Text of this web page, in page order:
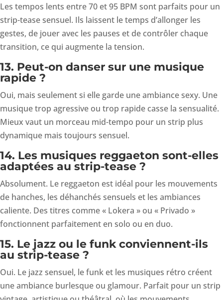
Les tempos lents entre 70 et 95 BPM sont parfaits pour un
strip-tease sensuel. Ils laissent le temps d’allonger les
gestes, de jouer avec les pauses et de contrôler chaque
transition, ce qui augmente la tension.
13. Peut-on danser sur une musique
rapide ?
Oui, mais seulement si elle garde une ambiance sexy. Une
musique trop agressive ou trop rapide casse la sensualité.
Mieux vaut un morceau mid-tempo pour un strip plus
dynamique mais toujours sensuel.
14. Les musiques reggaeton sont-elles
adaptées au strip-tease ?
Absolument. Le reggaeton est idéal pour les mouvements
de hanches, les déhanchés sensuels et les ambiances
caliente. Des titres comme « Lokera » ou « Privado »
fonctionnent parfaitement en solo ou en duo.
15. Le jazz ou le funk conviennent-ils
au strip-tease ?
Oui. Le jazz sensuel, le funk et les musiques rétro créent
une ambiance burlesque ou glamour. Parfait pour un strip